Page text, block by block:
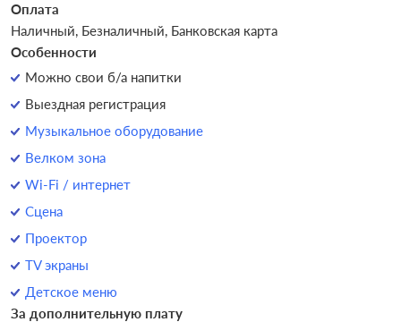
Оплата
Наличный, Безналичный, Банковская карта
Особенности
Можно свои б/а напитки
Выездная регистрация
Музыкальное оборудование
Велком зона
Wi-Fi / интернет
Сцена
Проектор
TV экраны
Детское меню
За дополнительную плату